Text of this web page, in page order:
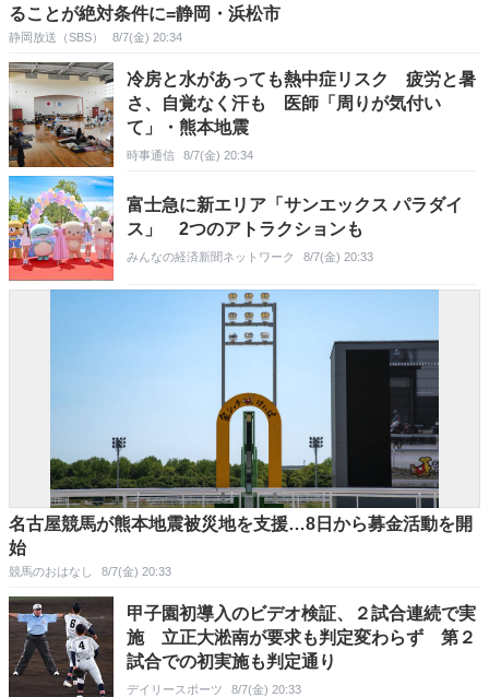
ることが絶対条件に=静岡・浜松市
静岡放送（SBS） 8/7(金) 20:34
冷房と水があっても熱中症リスク 疲労と暑
さ、自覚なく汗も 医師「周りが気付い
て」・熊本地震
時事通信 8/7(金) 20:34
富士急に新エリア「サンエックス パラダイ
ス」 2つのアトラクションも
みんなの経済新聞ネットワーク 8/7(金) 20:33
名古屋競馬が熊本地震被災地を支援…8日から募金活動を開
始
競馬のおはなし 8/7(金) 20:33
甲子園初導入のビデオ検証、２試合連続で実
施 立正大淞南が要求も判定変わらず 第２
試合での初実施も判定通り
デイリースポーツ 8/7(金) 20:33